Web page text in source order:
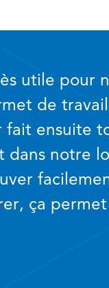
utile pour
de
fait ensuite
dans notre
ça